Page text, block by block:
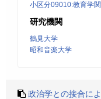
小区分09010:教育学
研究機関
鶴見大学
昭和音楽大学
政治学との接合に